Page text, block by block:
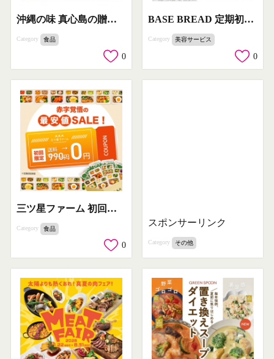
沖縄の味 真心島の贈り物ギフト
Category 食品
0
BASE BREAD 定期初回お試しセット（栄養バランス食パン）
Category 美容サービス
0
三ツ星ファーム 初回送料無料の宅配冷凍おかずセット
Category 食品
0
スポンサーリンク
Category その他